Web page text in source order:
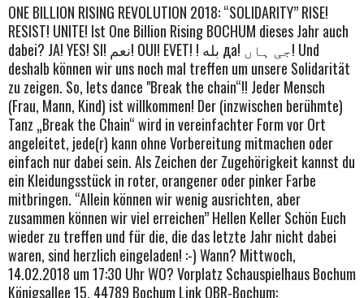
ONE BILLION RISING REVOLUTION 2018: “SOLIDARITY” RISE!
RESIST! UNITE! Ist One Billion Rising BOCHUM dieses Jahr auch
dabei? JA! YES! SI! نعم! OUI! EVET! ! بله да! جی ہاں! Und
deshalb können wir uns noch mal treffen um unsere Solidarität
zu zeigen. So, lets dance "Break the chain“!! Jeder Mensch
(Frau, Mann, Kind) ist willkommen! Der (inzwischen berühmte)
Tanz „Break the Chain“ wird in vereinfachter Form vor Ort
angeleitet, jede(r) kann ohne Vorbereitung mitmachen oder
einfach nur dabei sein. Als Zeichen der Zugehörigkeit kannst du
ein Kleidungsstück in roter, orangener oder pinker Farbe
mitbringen. “Allein können wir wenig ausrichten, aber
zusammen können wir viel erreichen” Hellen Keller Schön Euch
wieder zu treffen und für die, die das letzte Jahr nicht dabei
waren, sind herzlich eingeladen! :-) Wann? Mittwoch,
14.02.2018 um 17:30 Uhr WO? Vorplatz Schauspielhaus Bochum
Königsallee 15, 44789 Bochum Link OBR-Bochum: